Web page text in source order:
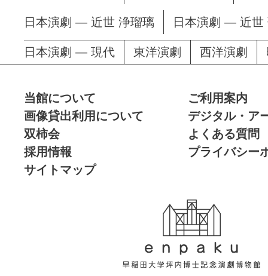
日本演劇 — 近世 浄瑠璃 日本演劇 — 近世
日本演劇 — 現代 東洋演劇 西洋演劇
当館について
ご利用案内
画像貸出利用について
デジタル・ア
双柿会
よくある質問
採用情報
プライバシー
サイトマップ